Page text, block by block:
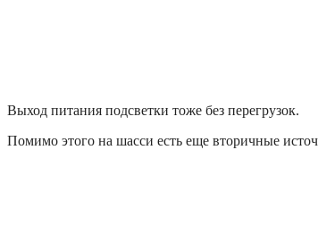
Выход питания подсветки тоже без перегрузок.
Помимо этого на шасси есть еще вторичные